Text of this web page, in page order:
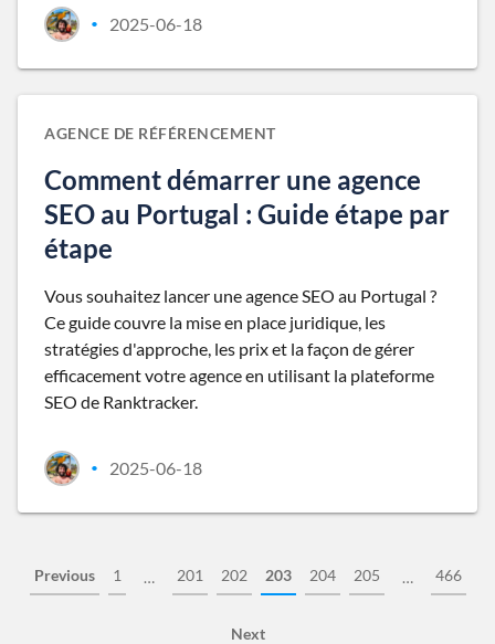
• 2025-06-18
AGENCE DE RÉFÉRENCEMENT
Comment démarrer une agence
SEO au Portugal : Guide étape par
étape
Vous souhaitez lancer une agence SEO au Portugal ?
Ce guide couvre la mise en place juridique, les
stratégies d'approche, les prix et la façon de gérer
efficacement votre agence en utilisant la plateforme
SEO de Ranktracker.
• 2025-06-18
Previous 1 … 201 202 203 204 205 … 466
Next